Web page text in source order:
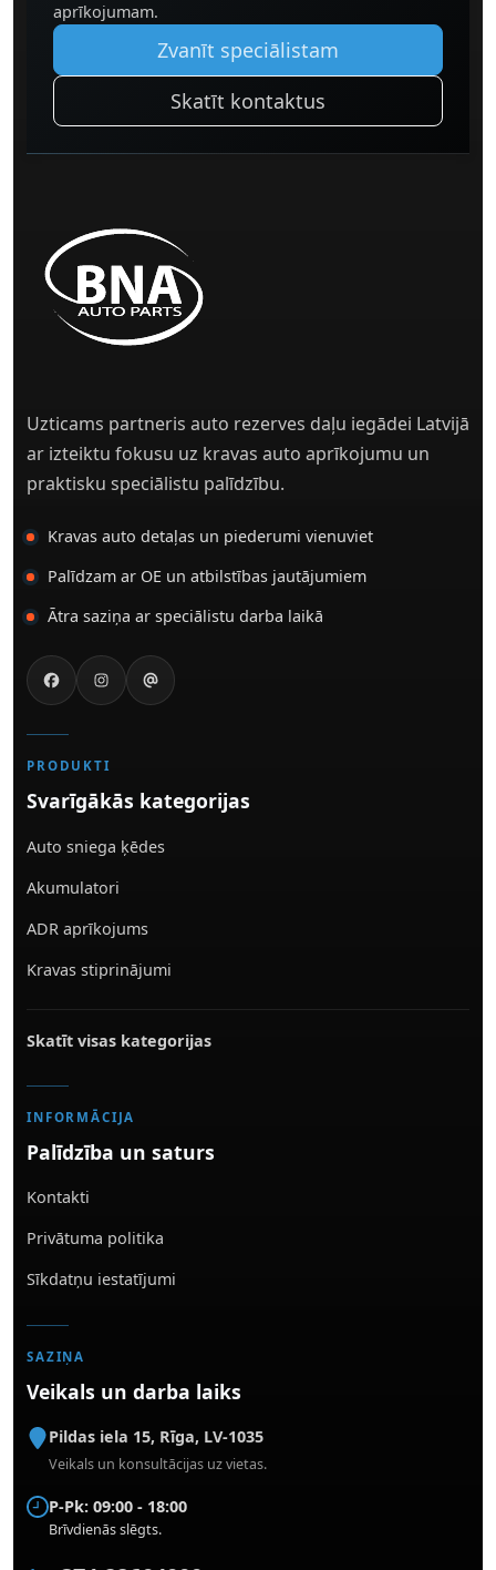
aprīkojumam.
Zvanīt speciālistam
Skatīt kontaktus
Uzticams partneris auto rezerves daļu iegādei Latvijā
ar izteiktu fokusu uz kravas auto aprīkojumu un
praktisku speciālistu palīdzību.
Kravas auto detaļas un piederumi vienuviet
Palīdzam ar OE un atbilstības jautājumiem
Ātra saziņa ar speciālistu darba laikā
PRODUKTI
Svarīgākās kategorijas
Auto sniega ķēdes
Akumulatori
ADR aprīkojums
Kravas stiprinājumi
Skatīt visas kategorijas
INFORMĀCIJA
Palīdzība un saturs
Kontakti
Privātuma politika
Sīkdatņu iestatījumi
SAZIŅA
Veikals un darba laiks
Pildas iela 15, Rīga, LV-1035
Veikals un konsultācijas uz vietas.
P-Pk: 09:00 - 18:00
Brīvdienās slēgts.